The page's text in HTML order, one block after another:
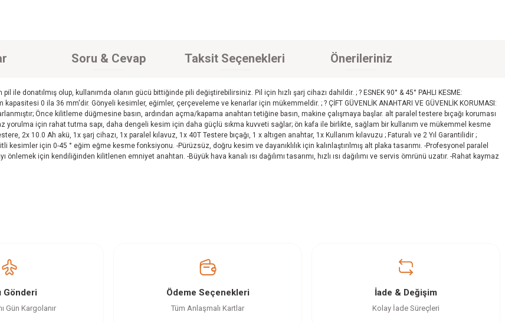
Soru & Cevap Taksit Seçenekleri Önerileriniz
donatılmış olup, kullanımda olanın gücü bittiğinde pili değiştirebilirsiniz. Pil için hızlı şarj cihazı dahildir. ; ? ESNEK 90° & 45° PAHLI KESME:
0 ila 36 mm'dir. Gönyeli kesimler, eğimler, çerçeveleme ve kenarlar için mükemmeldir. ; ? ÇİFT GÜVENLİK ANAHTARI VE GÜVENLİK KORUMASI:
Önce kilitleme düğmesine basın, ardından açma/kapama anahtarı tetiğine basın, makine çalışmaya başlar. alt paralel testere bıçağı koruması
az yorulma için rahat tutma sapı, daha dengeli kesim için daha güçlü sıkma kuvveti sağlar; ön kafa ile birlikte, sağlam bir kullanım ve mükemmel kesme
2x 10.0 Ah akü, 1x şarj cihazı, 1x paralel kılavuz, 1x 40T Testere bıçağı, 1 x altıgen anahtar, 1x Kullanım kılavuzu ; Faturalı ve 2 Yıl Garantilidir ;
kesimler için 0-45 ° eğim eğme kesme fonksiyonu. -Pürüzsüz, doğru kesim ve dayanıklılık için kalınlaştırılmış alt plaka tasarımı. -Profesyonel paralel
için kendiliğinden kilitlenen emniyet anahtarı. -Büyük hava kanalı ısı dağılımı tasarımı, hızlı ısı dağılımı ve servis ömrünü uzatır. -Rahat kaymaz
Gönderi
Gün Kargolanır
Ödeme Seçenekleri
Tüm Anlaşmalı Kartlar
İade & Değişim
Kolay İade Süreçleri